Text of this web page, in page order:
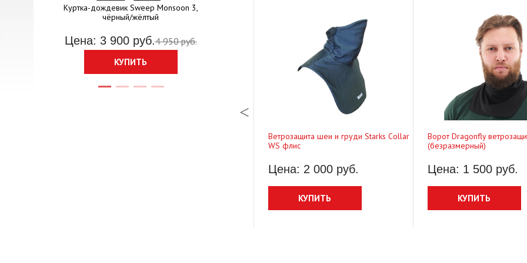
Куртка-дождевик Sweep Monsoon 3,
чёрный/жёлтый
Цена: 3 900 руб.4 950 руб.
КУПИТЬ
17 600 руб.
Цена: 7 700 руб.
Ветрозащита шеи и груди Starks Collar
WS флис
Цена: 2 000 руб.
КУПИТЬ
Ворот Dragonfly
(безразмерный)
Цена: 1 500 руб.
КУПИТЬ